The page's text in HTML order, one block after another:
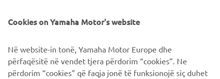
Cookies on Yamaha Motor's website
Në website-in tonë, Yamaha Motor Europe dhe
përfaqësitë në vendet tjera përdorim “cookies”. Ne
përdorim “cookies” që faqja jonë të funksionojë siç duhet